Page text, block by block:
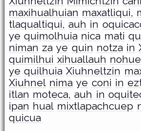
maxihualhuian maxatliqui,
tlaqualtiqui, auh in
ye quimolhuia nica mati
niman za ye quin notza in
quimilhui xihuallauh
ye quilhuia Xiuhneltzin
Xiuhnel nima ye coni in
itlan moteca, auh in
ipan hual mixtlapachcuep
quicua